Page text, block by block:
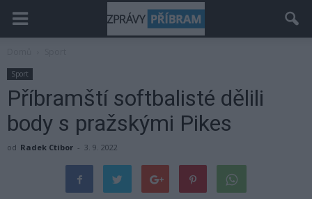
Sport
Příbramští softbalisté dělili
body s pražskými Pikes
od Radek Ctibor - 3. 9. 2022